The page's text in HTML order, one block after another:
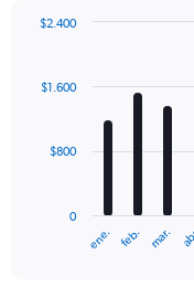
with
12
The
ene. feb. mar.
0
$800
$1.600
$2.400